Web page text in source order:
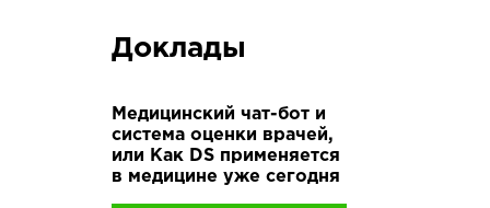
Доклады
Медицинский чат-бот и
система оценки врачей,
или Как DS применяется
в медицине уже сегодня